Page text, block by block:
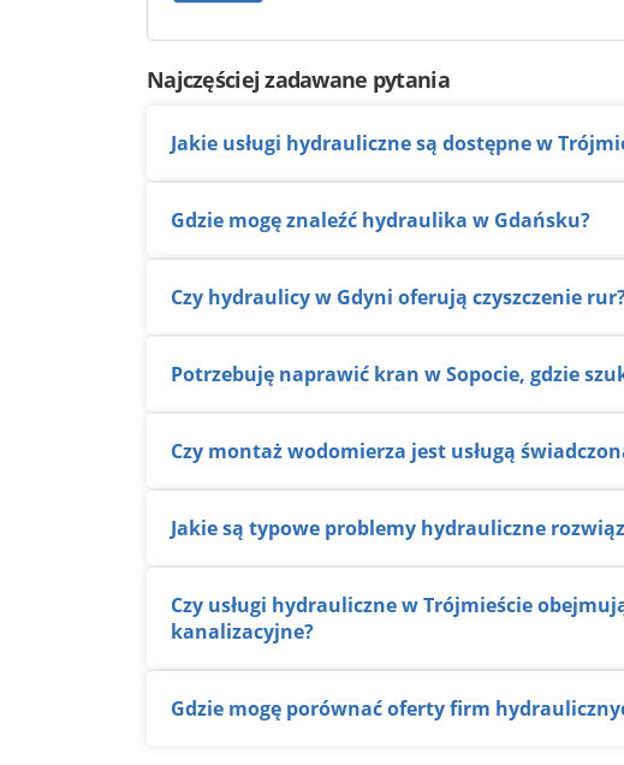
Najczęściej zadawane pytania
Jakie usługi hydrauliczne są dostępne w
Gdzie mogę znaleźć hydraulika w Gdańsku?
Czy hydraulicy w Gdyni oferują czyszczenie
Potrzebuję naprawić kran w Sopocie, gdzie
Czy montaż wodomierza jest usługą
Jakie są typowe problemy hydrauliczne
Czy usługi hydrauliczne w Trójmieście obejmują również instalacje wodno-
kanalizacyjne?
Gdzie mogę porównać oferty firm